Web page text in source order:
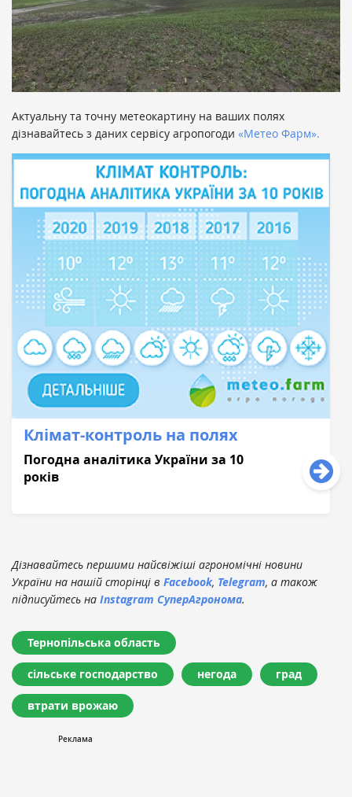
Актуальну та точну метеокартину на ваших полях
дізнавайтесь з даних сервісу агропогоди «Метео Фарм».
Клімат-контроль на полях
Погодна аналітика України за 10
років
Дізнавайтесь першими найсвіжіші агрономічні новини
України на нашій сторінці в Facebook, Telegram, а також
підписуйтесь на Instagram СуперАгронома.
Тернопільська область
сільське господарство негода град
втрати врожаю